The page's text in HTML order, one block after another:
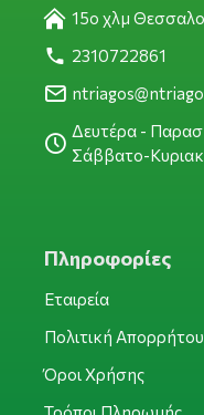
15ο χλμ
2310722861
Δευτέρα -
Σάββατο-
Πληροφορίες
Εταιρεία
Πολιτική Απορρήτου
Όροι Χρήσης